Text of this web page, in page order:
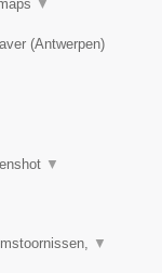
▼
(Antwerpen)
▼
▼